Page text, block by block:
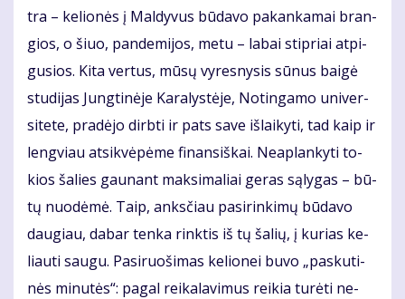
tra – ke­lio­nės į Mal­dy­vus bū­da­vo pa­kan­ka­mai bran­
gios, o šiuo, pan­de­mi­jos, me­tu – la­bai stip­riai at­pi­
gu­sios. Ki­ta ver­tus, mū­sų vy­res­ny­sis sū­nus bai­gė
stu­di­jas Jung­ti­nė­je Ka­ra­lys­tė­je, No­tin­ga­mo uni­ver­
si­te­te, pra­dė­jo dirb­ti ir pats sa­ve iš­lai­ky­ti, tad kaip ir
leng­viau at­si­kvė­pė­me fi­nan­siš­kai. Ne­ap­lan­ky­ti to­
kios ša­lies gau­nant mak­si­ma­liai ge­ras są­ly­gas – bū­
tų nuo­dė­mė. Taip, anks­čiau pa­si­rin­ki­mų bū­da­vo
dau­giau, da­bar ten­ka rink­tis iš tų ša­lių, į ku­rias ke­
liau­ti sau­gu. Pa­si­ruo­ši­mas ke­lio­nei bu­vo „pas­ku­ti­
nės mi­nu­tės“: pa­gal rei­ka­la­vi­mus rei­kia tu­rė­ti ne­